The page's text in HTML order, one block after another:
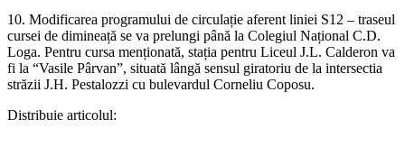
10. Modificarea programului de circulație aferent liniei S12 – traseul
cursei de dimineață se va prelungi până la Colegiul Național C.D.
Loga. Pentru cursa menționată, stația pentru Liceul J.L. Calderon va
fi la “Vasile Pârvan”, situată lângă sensul giratoriu de la intersectia
străzii J.H. Pestalozzi cu bulevardul Corneliu Coposu.
Distribuie articolul: